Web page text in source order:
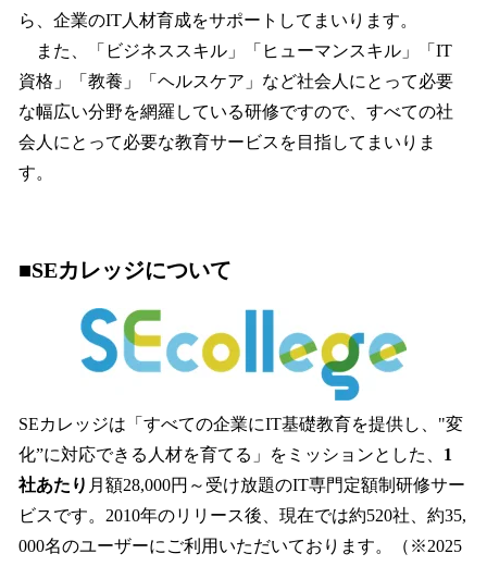
ら、企業のIT人材育成をサポートしてまいります。
また、「ビジネススキル」「ヒューマンスキル」「IT
資格」「教養」「ヘルスケア」など社会人にとって必要
な幅広い分野を網羅している研修ですので、すべての社
会人にとって必要な教育サービスを目指してまいりま
す。
■SEカレッジについて
SEカレッジは「すべての企業にIT基礎教育を提供し、"変
化”に対応できる人材を育てる」をミッションとした、 1
社あたり 月額28,000円～受け放題のIT専門定額制研修サー
ビスです。2010年のリリース後、現在では約520社、約35,
000名のユーザーにご利用いただいております。（※2025